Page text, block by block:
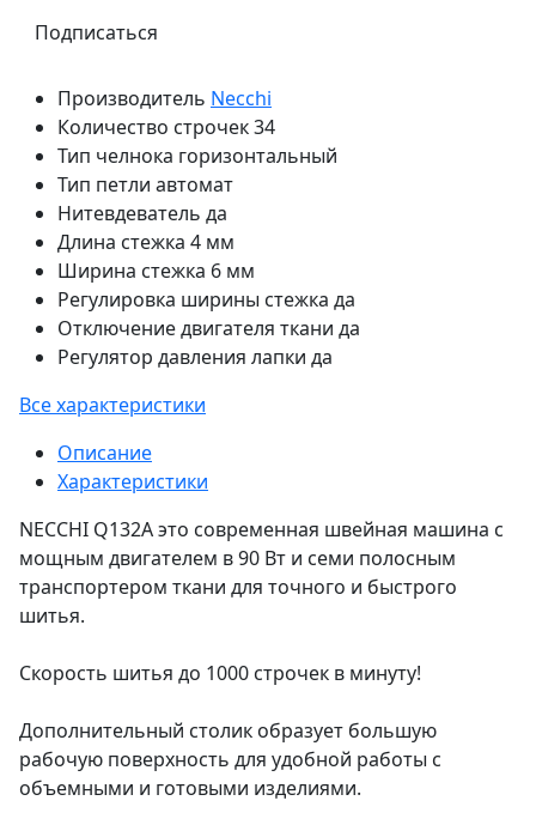
Подписаться
Производитель Necchi
Количество строчек34
Тип челнока горизонтальный
Тип петли автомат
Нитевдеватель да
Длина стежка 4 мм
Ширина стежка 6 мм
Регулировка ширины стежка да
Отключение двигателя ткани да
Регулятор давления лапки да
Все характеристики
Описание
Характеристики
NECCHI Q132A это современная швейная машина с
мощным двигателем в 90 Вт и семи полосным
транспортером ткани для точного и быстрого
шитья.
Скорость шитья до 1000 строчек в минуту!
Дополнительный столик образует большую
рабочую поверхность для удобной работы с
объемными и готовыми изделиями.